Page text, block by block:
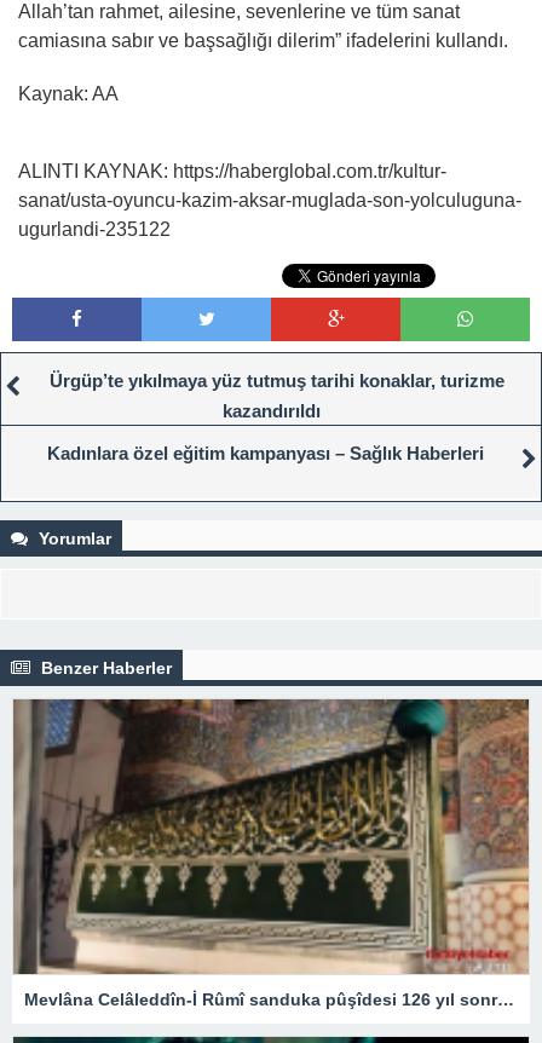
Allah’tan rahmet, ailesine, sevenlerine ve tüm sanat
camiasına sabır ve başsağlığı dilerim” ifadelerini kullandı.
Kaynak: AA
ALINTI KAYNAK: https://haberglobal.com.tr/kultur-
sanat/usta-oyuncu-kazim-aksar-muglada-son-yolculuguna-
ugurlandi-235122
Ürgüp’te yıkılmaya yüz tutmuş tarihi konaklar, turizme
kazandırıldı
Kadınlara özel eğitim kampanyası – Sağlık Haberleri
Yorumlar
Benzer Haberler
Mevlâna Celâleddîn-İ Rûmî sanduka pûşîdesi 126 yıl sonra yeniden üretildi – Kültür Sanat & Sinema